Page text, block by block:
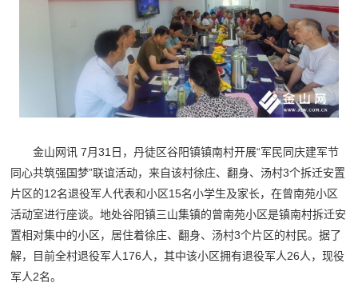
金山网讯 7月31日，丹徒区谷阳镇镇南村开展“军民同庆建军节
同心共筑强国梦”联谊活动，来自该村徐庄、翻身、汤村3个拆迁安置
片区的12名退役军人代表和小区15名小学生及家长，在曾南苑小区
活动室进行座谈。地处谷阳镇三山集镇的曾南苑小区是镇南村拆迁安
置相对集中的小区，居住着徐庄、翻身、汤村3个片区的村民。据了
解，目前全村退役军人176人，其中该小区拥有退役军人26人，现役
军人2名。